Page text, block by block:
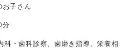
お子さん
分
科・歯科診察、歯磨き指導、栄養相